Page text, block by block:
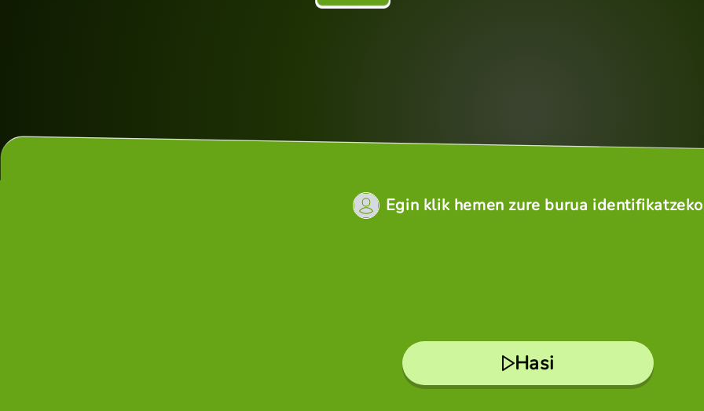
Egin klik hemen zure burua identifikatzeko
Hasi